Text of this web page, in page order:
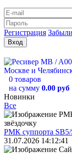
Регистрация
0 товаров
на сумму 0.00 руб
Новинки
Все
РМК суппорта SB5/
31.07.2026 14:12:41